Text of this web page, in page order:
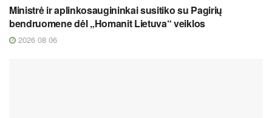
Ministrė ir aplinkosaugininkai susitiko su Pagirių
bendruomene dėl „Homanit Lietuva“ veiklos
2026 08 06